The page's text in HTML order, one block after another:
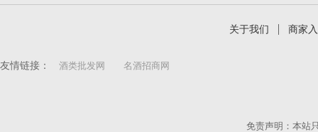
关于我们 商家
友情链接： 酒类批发网 名酒招商网
免责声明：本站